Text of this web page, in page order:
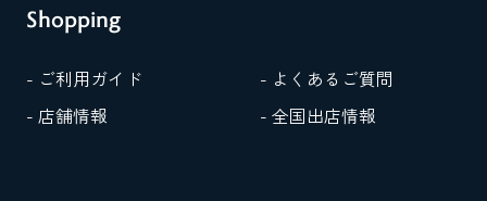
Shopping
- ご利用ガイド
- よくあるご質問
- 店舗情報
- 全国出店情報